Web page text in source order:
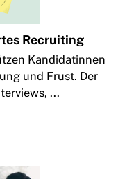
Recruiting
Kandidatinnen
und Frust. Der
...